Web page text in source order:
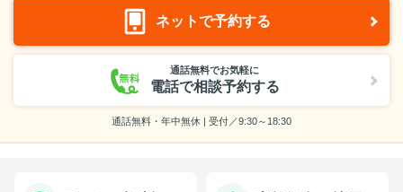
ネットで予約する
通話無料でお気軽に
電話で相談予約する
通話無料・年中無休 | 受付／9:30～18:30